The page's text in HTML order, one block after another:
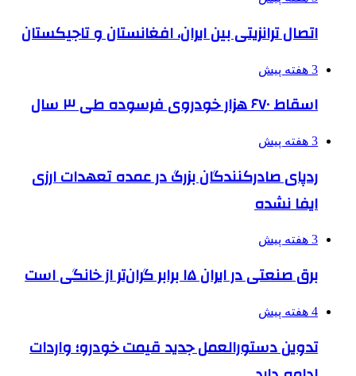
اتصال ترانزیتی بین ایران، افغانستان و تاجیکستان
3 هفته پیش
اسقاط ۶۷۰ هزار خودروی فرسوده طی ۳ سال
3 هفته پیش
ردپای صادرکنندگان بزرگ در عمده تعهدات ارزی
ایفا نشده
3 هفته پیش
برق صنعتی در ایران ۱۵ برابر گران‌تر از خانگی است
4 هفته پیش
تدوین دستورالعمل جدید قیمت خودرو؛ واردات